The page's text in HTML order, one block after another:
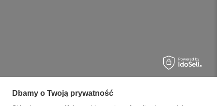
Dbamy o Twoją prywatność